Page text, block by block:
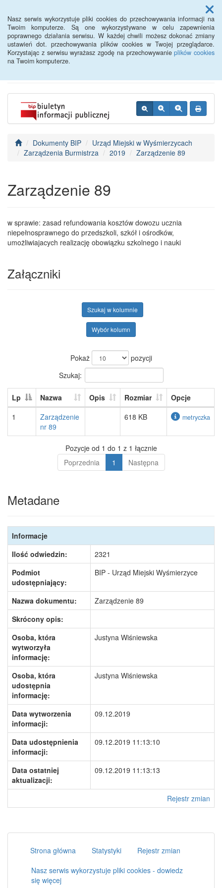
Nasz serwis wykorzystuje pliki cookies do przechowywania informacji na
Twoim komputerze. Są one wykorzystywane w celu zapewnienia
poprawnego działania serwisu. W każdej chwili możesz dokonać zmiany
ustawień dot. przechowywania plików cookies w Twojej przeglądarce.
Korzystając z serwisu wyrażasz zgodę na przechowywanieplików cookies
na Twoim komputerze.
Menu
BIP - Urząd Miejski
Wyśmierzyce
Dokumenty BIP
Urząd Miejski w Wyśmierzycach
Zarządzenia Burmistrza
2019 Zarządzenie 89
Zarządzenie 89
w sprawie: zasad refundowania kosztów dowozu ucznia
niepełnosprawnego do przedszkoli, szkół i ośrodków,
umożliwiajacych realizację obowiązku szkolnego i nauki
Załączniki
Szukaj w kolumnie
Wybór kolumn
Pokaż
pozycji
Szukaj:
Lp Nazwa Opis Rozmiar
Opcje
1
Zarządzenie
nr 89
618 KB metryczka
Pozycje od 1 do 1 z 1 łącznie
Poprzednia
1 Następna
Metadane
Informacje
Ilość odwiedzin:
2321
Podmiot
udostępniający:
BIP - Urząd Miejski Wyśmierzyce
Nazwa dokumentu:
Zarządzenie 89
Skrócony opis:
Osoba, która
wytworzyła
informację:
Justyna Wiśniewska
Osoba, która
udostępnia
informację:
Justyna Wiśniewska
Data wytworzenia
informacji:
09.12.2019
Data udostępnienia
informacji:
09.12.2019 11:13:10
Data ostatniej
aktualizacji:
09.12.2019 11:13:13
Rejestr zmian
Strona główna Statystyki
Rejestr zmian
Nasz serwis wykorzystuje pliki cookies - dowiedz
się więcej